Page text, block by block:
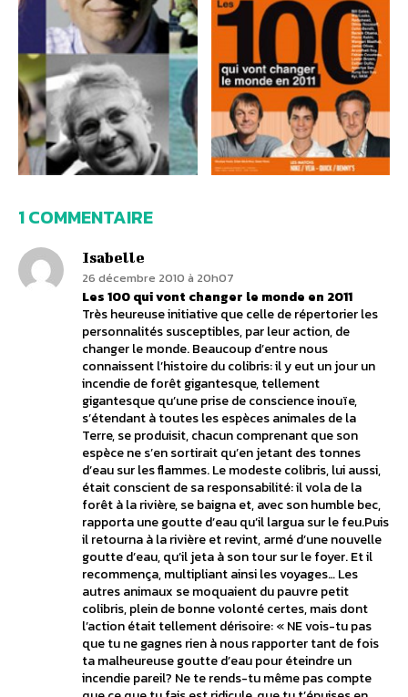
1 COMMENTAIRE
Isabelle
26 décembre 2010 à 20h07
Les 100 qui vont changer le monde en 2011
Très heureuse initiative que celle de répertorier les
personnalités susceptibles, par leur action, de
changer le monde. Beaucoup d’entre nous
connaissent l’histoire du colibris: il y eut un jour un
incendie de forêt gigantesque, tellement
gigantesque qu’une prise de conscience inouïe,
s’étendant à toutes les espèces animales de la
Terre, se produisit, chacun comprenant que son
espèce ne s’en sortirait qu’en jetant des tonnes
d’eau sur les flammes. Le modeste colibris, lui aussi,
était conscient de sa responsabilité: il vola de la
forêt à la rivière, se baigna et, avec son humble bec,
rapporta une goutte d’eau qu’il largua sur le feu.Puis
il retourna à la rivière et revint, armé d’une nouvelle
goutte d’eau, qu’il jeta à son tour sur le foyer. Et il
recommença, multipliant ainsi les voyages… Les
autres animaux se moquaient du pauvre petit
colibris, plein de bonne volonté certes, mais dont
l’action était tellement dérisoire: « NE vois-tu pas
que tu ne gagnes rien à nous rapporter tant de fois
ta malheureuse goutte d’eau pour éteindre un
incendie pareil? Ne te rends-tu même pas compte